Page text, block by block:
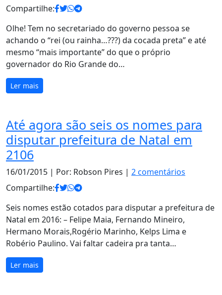
Compartilhe:
Olhe! Tem no secretariado do governo pessoa se
achando o “rei (ou rainha…???) da cocada preta” e até
mesmo “mais importante” do que o próprio
governador do Rio Grande do…
Ler mais
Até agora são seis os nomes para
disputar prefeitura de Natal em
2106
16/01/2015 | Por: Robson Pires | 2 comentários
Compartilhe:
Seis nomes estão cotados para disputar a prefeitura de
Natal em 2016: – Felipe Maia, Fernando Mineiro,
Hermano Morais,Rogério Marinho, Kelps Lima e
Robério Paulino. Vai faltar cadeira pra tanta…
Ler mais